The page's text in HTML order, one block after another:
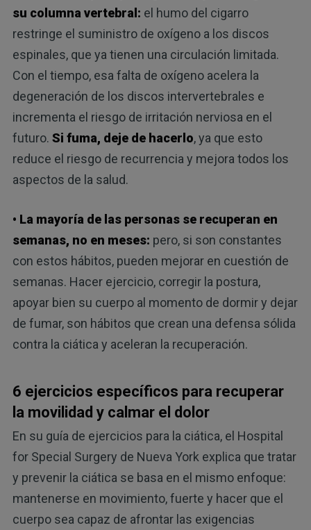
su columna vertebral: el humo del cigarro
restringe el suministro de oxígeno a los discos
espinales, que ya tienen una circulación limitada.
Con el tiempo, esa falta de oxígeno acelera la
degeneración de los discos intervertebrales e
incrementa el riesgo de irritación nerviosa en el
futuro. Si fuma, deje de hacerlo, ya que esto
reduce el riesgo de recurrencia y mejora todos los
aspectos de la salud.
• La mayoría de las personas se recuperan en
semanas, no en meses: pero, si son constantes
con estos hábitos, pueden mejorar en cuestión de
semanas. Hacer ejercicio, corregir la postura,
apoyar bien su cuerpo al momento de dormir y dejar
de fumar, son hábitos que crean una defensa sólida
contra la ciática y aceleran la recuperación.
6 ejercicios específicos para recuperar
la movilidad y calmar el dolor
En su guía de ejercicios para la ciática, el Hospital
for Special Surgery de Nueva York explica que tratar
y prevenir la ciática se basa en el mismo enfoque:
mantenerse en movimiento, fuerte y hacer que el
cuerpo sea capaz de afrontar las exigencias